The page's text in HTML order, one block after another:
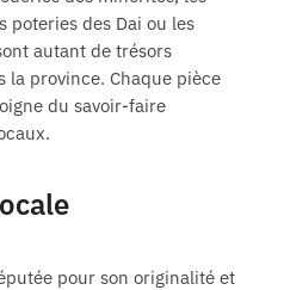
poteries des Dai ou les
autant de trésors
la province. Chaque pièce
du savoir-faire
pour son originalité et